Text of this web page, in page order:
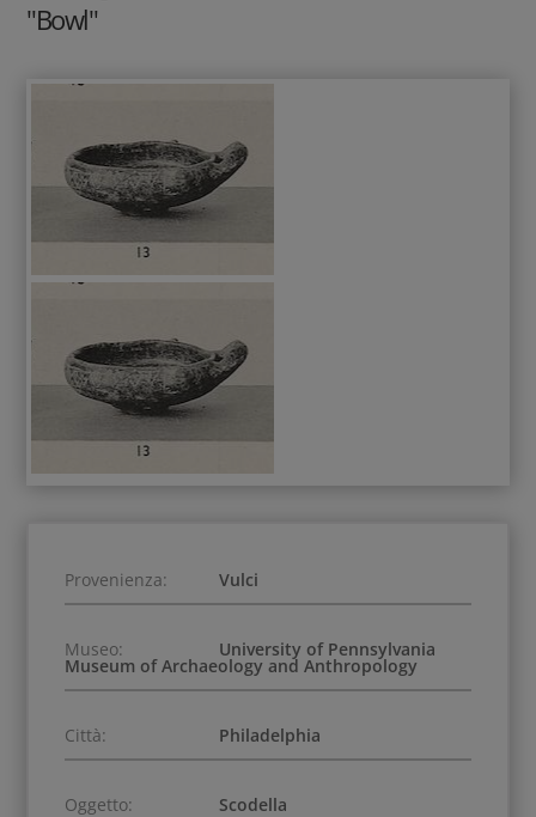
"Bowl"
Provenienza: Vulci
Museo: University of Pennsylvania
Museum of Archaeology and Anthropology
Città: Philadelphia
Oggetto: Scodella